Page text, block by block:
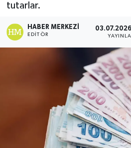
tutarlar.
HABER MERKEZI
EDITÖR
DÜNYA
Dursunbey
EKONOMİ
Erdek